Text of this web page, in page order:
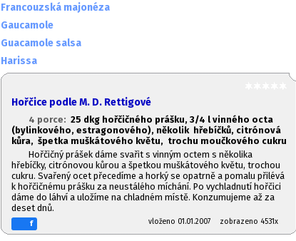
Francouzská majonéza
Gaucamole
Guacamole salsa
Harissa
Hořčice podle M. D. Rettigové
4 porce: 25 dkg hořčičného prášku, 3/4 l vinného octa
(bylinkového, estragonového), několik hřebíčků, citrónová
kůra, špetka muškátového květu, trochu moučkového cukru
Hořčičný prášek dáme svařit s vinným octem s několika
hřebíčky, citrónovou kůrou a špetkou muškátového květu, trochou
cukru. Svařený ocet přecedíme a horký se opatrně a pomalu přilévá
k hořčičnému prášku za neustálého míchání. Po vychladnutí hořčici
dáme do láhví a uložíme na chladném místě. Konzumujeme až za
deset dnů.
f vloženo 01.01.2007 zobrazeno 4531x